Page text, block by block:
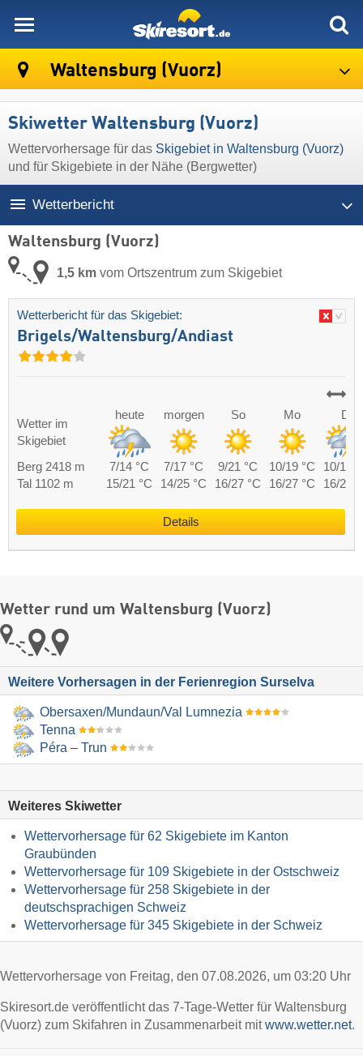
Waltensburg (Vuorz)
Skiwetter Waltensburg (Vuorz)
Wettervorhersage für das Skigebiet in Waltensburg (Vuorz)
und für Skigebiete in der Nähe (Bergwetter)
Wetterbericht
Waltensburg (Vuorz)
1,5 km vom Ortszentrum zum Skigebiet
Wetterbericht für das Skigebiet:
Brigels/​Waltensburg/​Andiast
Wetter im
Skigebiet
heute morgen So Mo Di
Berg 2418 m 7/14 °C 7/17 °C 9/21 °C 10/19 °C
10/18
Tal 1102 m
15/21 °C 14/25 °C 16/27 °C 16/27 °C 16/25
Details
Wetter rund um Waltensburg (Vuorz)
Weitere Vorhersagen in der Ferienregion Surselva
Obersaxen/​Mundaun/​Val Lumnezia
Tenna
Péra – Trun
Weiteres Skiwetter
Wettervorhersage für 62 Skigebiete im Kanton
Graubünden
Wettervorhersage für 109 Skigebiete in der Ostschweiz
Wettervorhersage für 258 Skigebiete in der
deutschsprachigen Schweiz
Wettervorhersage für 345 Skigebiete in der Schweiz
Wettervorhersage von Freitag, den 07.08.2026, um 03:20 Uhr
Skiresort.de veröffentlicht das 7-Tage-Wetter für Waltensburg
(Vuorz) zum Skifahren in Zusammenarbeit mitwww.wetter.net.